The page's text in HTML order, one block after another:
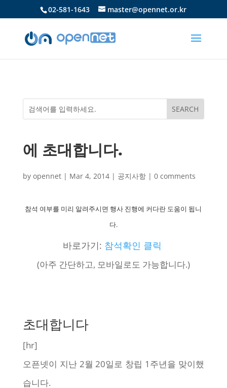
02-581-1643 master@opennet.or.kr
에 초대합니다.
by opennet| Mar 4, 2014| 공지사항| 0 comments
참석 여부를 미리 알려주시면 행사 진행에 커다란 도움이 됩니
다.
바로가기: 참석확인 클릭
(아주 간단하고, 모바일로도 가능합니다.)
초대합니다
[hr]
오픈넷이 지난 2월 20일로 창립 1주년을 맞이했
습니다.